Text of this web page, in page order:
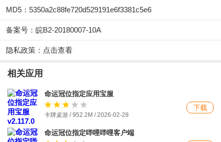
MD5：5350a2c88fe720d529191e6f3381c5e6
备案号：皖B2-20180007-10A
隐私政策： 点击查看
相关应用
命运冠位指定应用宝服
卡牌桌游 / 952.2M / 2026-02-28
下载
命运冠位指定哔哩哔哩客户端